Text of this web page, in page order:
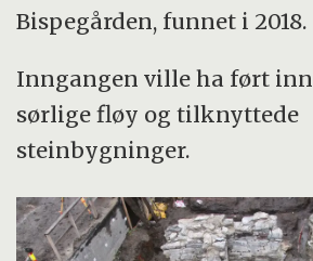
Bispegården, funnet i 2018.
Inngangen ville ha ført
sørlige fløy og tilknyttede
steinbygninger.